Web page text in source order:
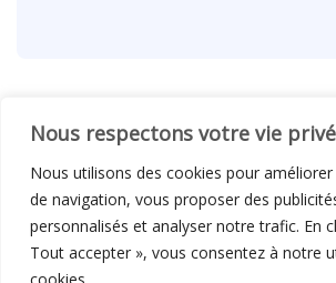
Nous respectons votre vie
Nous utilisons des cookies pour
de navigation, vous proposer des
personnalisés et analyser notre trafic. En
Tout accepter », vous consentez à notre
© C i E M2026
Mentions légales